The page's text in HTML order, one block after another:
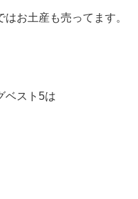
お土産も売ってます。
ベスト5は